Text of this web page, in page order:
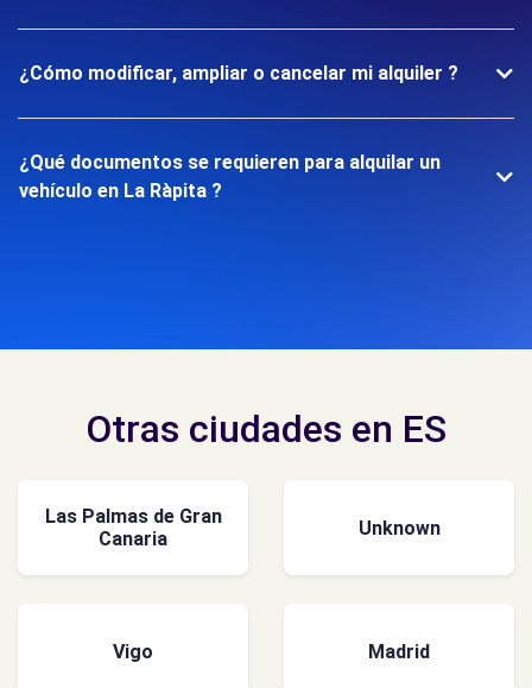
¿Cómo modificar, ampliar o cancelar mi alquiler ?
¿Qué documentos se requieren para alquilar un
vehículo en La Ràpita ?
Otras ciudades en ES
Las Palmas de Gran
Canaria
Unknown
Vigo Madrid